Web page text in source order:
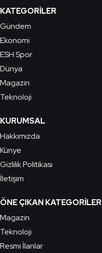
KATEGORILER
Gündem
Ekonomi
ESH Spor
Dünya
Magazin
Teknoloji
KURUMSAL
Hakkımızda
Künye
Gizlilik Politikası
İletişim
ÖNE ÇIKAN KATEGORILER
Magazin
Teknoloji
Resmi İlanlar